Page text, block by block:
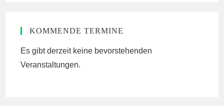
KOMMENDE TERMINE
Es gibt derzeit keine bevorstehenden
Veranstaltungen.